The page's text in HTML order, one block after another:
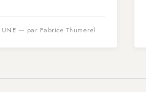
UNE — par Fabrice Thumerel